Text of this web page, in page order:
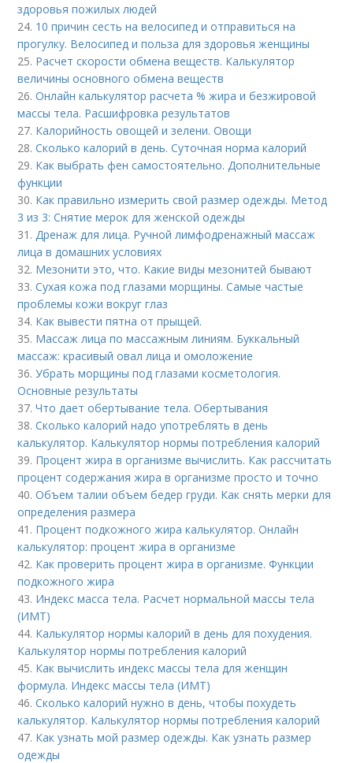
здоровья пожилых людей
24. 10 причин сесть на велосипед и отправиться на
прогулку. Велосипед и польза для здоровья женщины
25. Расчет скорости обмена веществ. Калькулятор
величины основного обмена веществ
26.Онлайн калькулятор расчета % жира и безжировой
массы тела. Расшифровка результатов
27. Калорийность овощей и зелени. Овощи
28.Сколько калорий в день. Суточная норма калорий
29. Как выбрать фен самостоятельно. Дополнительные
функции
30. Как правильно измерить свой размер одежды. Метод
3 из 3: Снятие мерок для женской одежды
31. Дренаж для лица. Ручной лимфодренажный массаж
лица в домашних условиях
32. Мезонити это, что. Какие виды мезонитей бывают
33.Сухая кожа под глазами морщины. Самые частые
проблемы кожи вокруг глаз
34. Как вывести пятна от прыщей.
35. Массаж лица по массажным линиям. Буккальный
массаж: красивый овал лица и омоложение
36.Убрать морщины под глазами косметология.
Основные результаты
37.Что дает обертывание тела. Обертывания
38.Сколько калорий надо употреблять в день
калькулятор. Калькулятор нормы потребления калорий
39. Процент жира в организме вычислить. Как рассчитать
процент содержания жира в организме просто и точно
40.Объем талии объем бедер груди. Как снять мерки для
определения размера
41. Процент подкожного жира калькулятор. Онлайн
калькулятор: процент жира в организме
42. Как проверить процент жира в организме. Функции
подкожного жира
43. Индекс масса тела. Расчет нормальной массы тела
(ИМТ)
44. Калькулятор нормы калорий в день для похудения.
Калькулятор нормы потребления калорий
45. Как вычислить индекс массы тела для женщин
формула. Индекс массы тела (ИМТ)
46.Сколько калорий нужно в день, чтобы похудеть
калькулятор. Калькулятор нормы потребления калорий
47. Как узнать мой размер одежды. Как узнать размер
одежды